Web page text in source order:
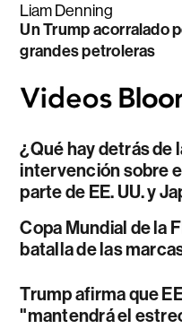
Liam Denning
Un Trump acorralado
grandes petroleras
¿Qué hay detrás de
intervención sobre
parte de EE. UU. y
Copa Mundial de la
batalla de las
Trump afirma que
"mantendrá el